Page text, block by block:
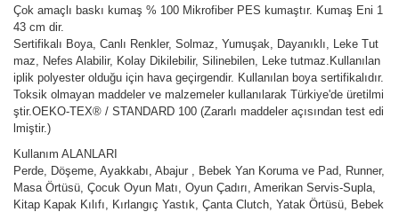
Çok amaçlı baskı kumaş % 100 Mikrofiber PES kumaştır. Kumaş Eni 1
43 cm dir.
Sertifikalı Boya, Canlı Renkler, Solmaz, Yumuşak, Dayanıklı, Leke Tut
maz, Nefes Alabilir, Kolay Dikilebilir, Silinebilen, Leke tutmaz.Kullanılan
iplik polyester olduğu için hava geçirgendir. Kullanılan boya sertifikalıdır.
Toksik olmayan maddeler ve malzemeler kullanılarak Türkiye'de üretilmi
ştir.OEKO-TEX® / STANDARD 100 (Zararlı maddeler açısından test edi
lmiştir.)
Kullanım ALANLARI
Perde, Döşeme, Ayakkabı, Abajur , Bebek Yan Koruma ve Pad, Runner,
Masa Örtüsü, Çocuk Oyun Matı, Oyun Çadırı, Amerikan Servis-Supla,
Kitap Kapak Kılıfı, Kırlangıç Yastık, Çanta Clutch, Yatak Örtüsü, Bebek